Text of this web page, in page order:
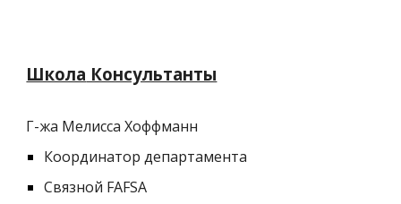
Школа Консультанты
Г-жа Мелисса Хоффманн
Координатор департамента
Связной FAFSA